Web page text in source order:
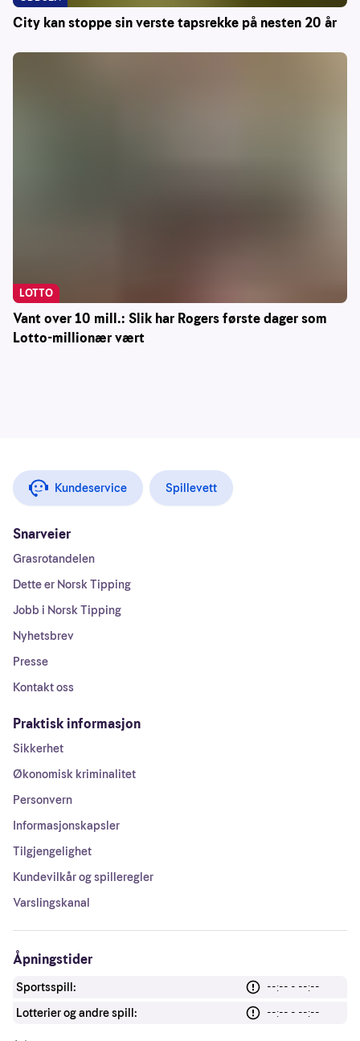
City kan stoppe sin verste tapsrekke på nesten 20 år
Vant over 10 mill.: Slik har Rogers første dager som
Lotto-millionær vært
LOTTO
Kundeservice Spillevett
Snarveier
Grasrotandelen
Dette er Norsk Tipping
Jobb i Norsk Tipping
Nyhetsbrev
Presse
Kontakt oss
Praktisk informasjon
Sikkerhet
Økonomisk kriminalitet
Personvern
Informasjonskapsler
Tilgjengelighet
Kundevilkår og spilleregler
Varslingskanal
Åpningstider
Sportsspill:
--:-- - --:--
Lotterier og andre spill:
--:-- - --:--